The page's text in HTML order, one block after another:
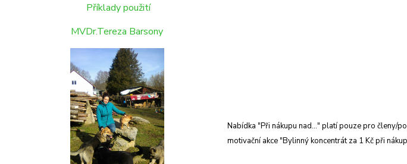
Příklady použití
MVDr.Tereza Barsony
Nabídka "Při nákupu nad..." platí pouze pro členy/
motivační akce "Bylinný koncentrát za 1 Kč při